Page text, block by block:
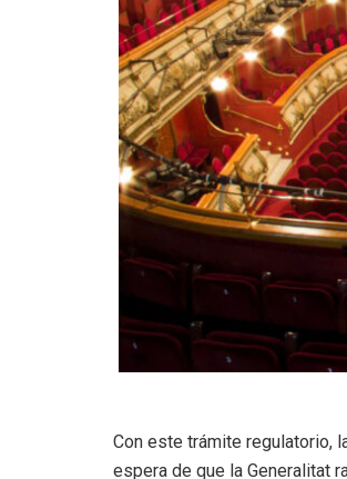
Con este trámite regulatorio,
espera de que la Generalitat